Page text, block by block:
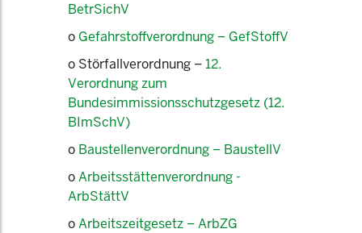
BetrSichV
o Gefahrstoffverordnung – GefStoffV
o Störfallverordnung –12.
Verordnung zum
Bundesimmissionsschutzgesetz (12.
BImSchV)
o Baustellenverordnung – BaustellV
oArbeitsstättenverordnung -
ArbStättV
oArbeitszeitgesetz – ArbZG